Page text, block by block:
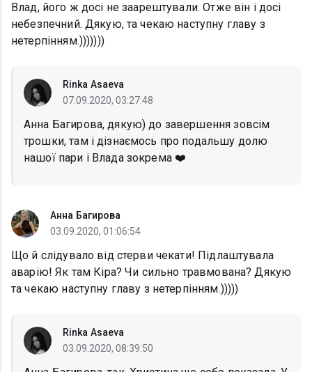
Влад, його ж досі не заарештували. Отже він і досі
небезпечний. Дякую, та чекаю наступну главу з
нетерпінням.)))))))
Rinka Asaeva
07.09.2020, 03:27:48
Анна Багирова, дякую) до завершення зовсім
трошки, там і дізнаємось про подальшу долю
нашої пари і Влада зокрема ❤️
Анна Багирова
03.09.2020, 01:06:54
Що й слідувало від стерви чекати! Підлаштувала
аварію! Як там Кіра? Чи сильно травмована? Дякую
та чекаю наступну главу з нетерпінням.)))))
Rinka Asaeva
03.09.2020, 08:39:50